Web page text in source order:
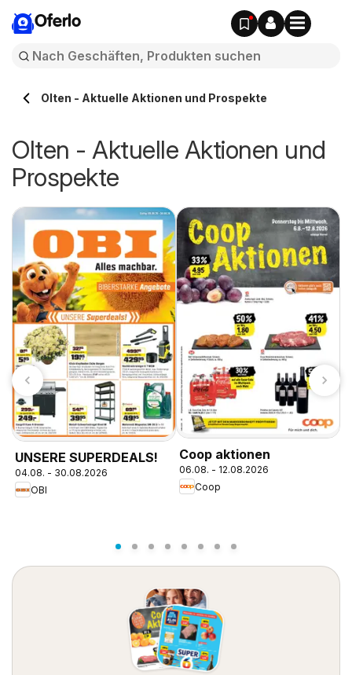
Oferlo
Olten - Aktuelle Aktionen und Prospekte
Olten - Aktuelle Aktionen und
Prospekte
UNSERE SUPERDEALS!
04.08. - 30.08.2026
OBI
Coop aktionen
06.08. - 12.08.2026
Coop